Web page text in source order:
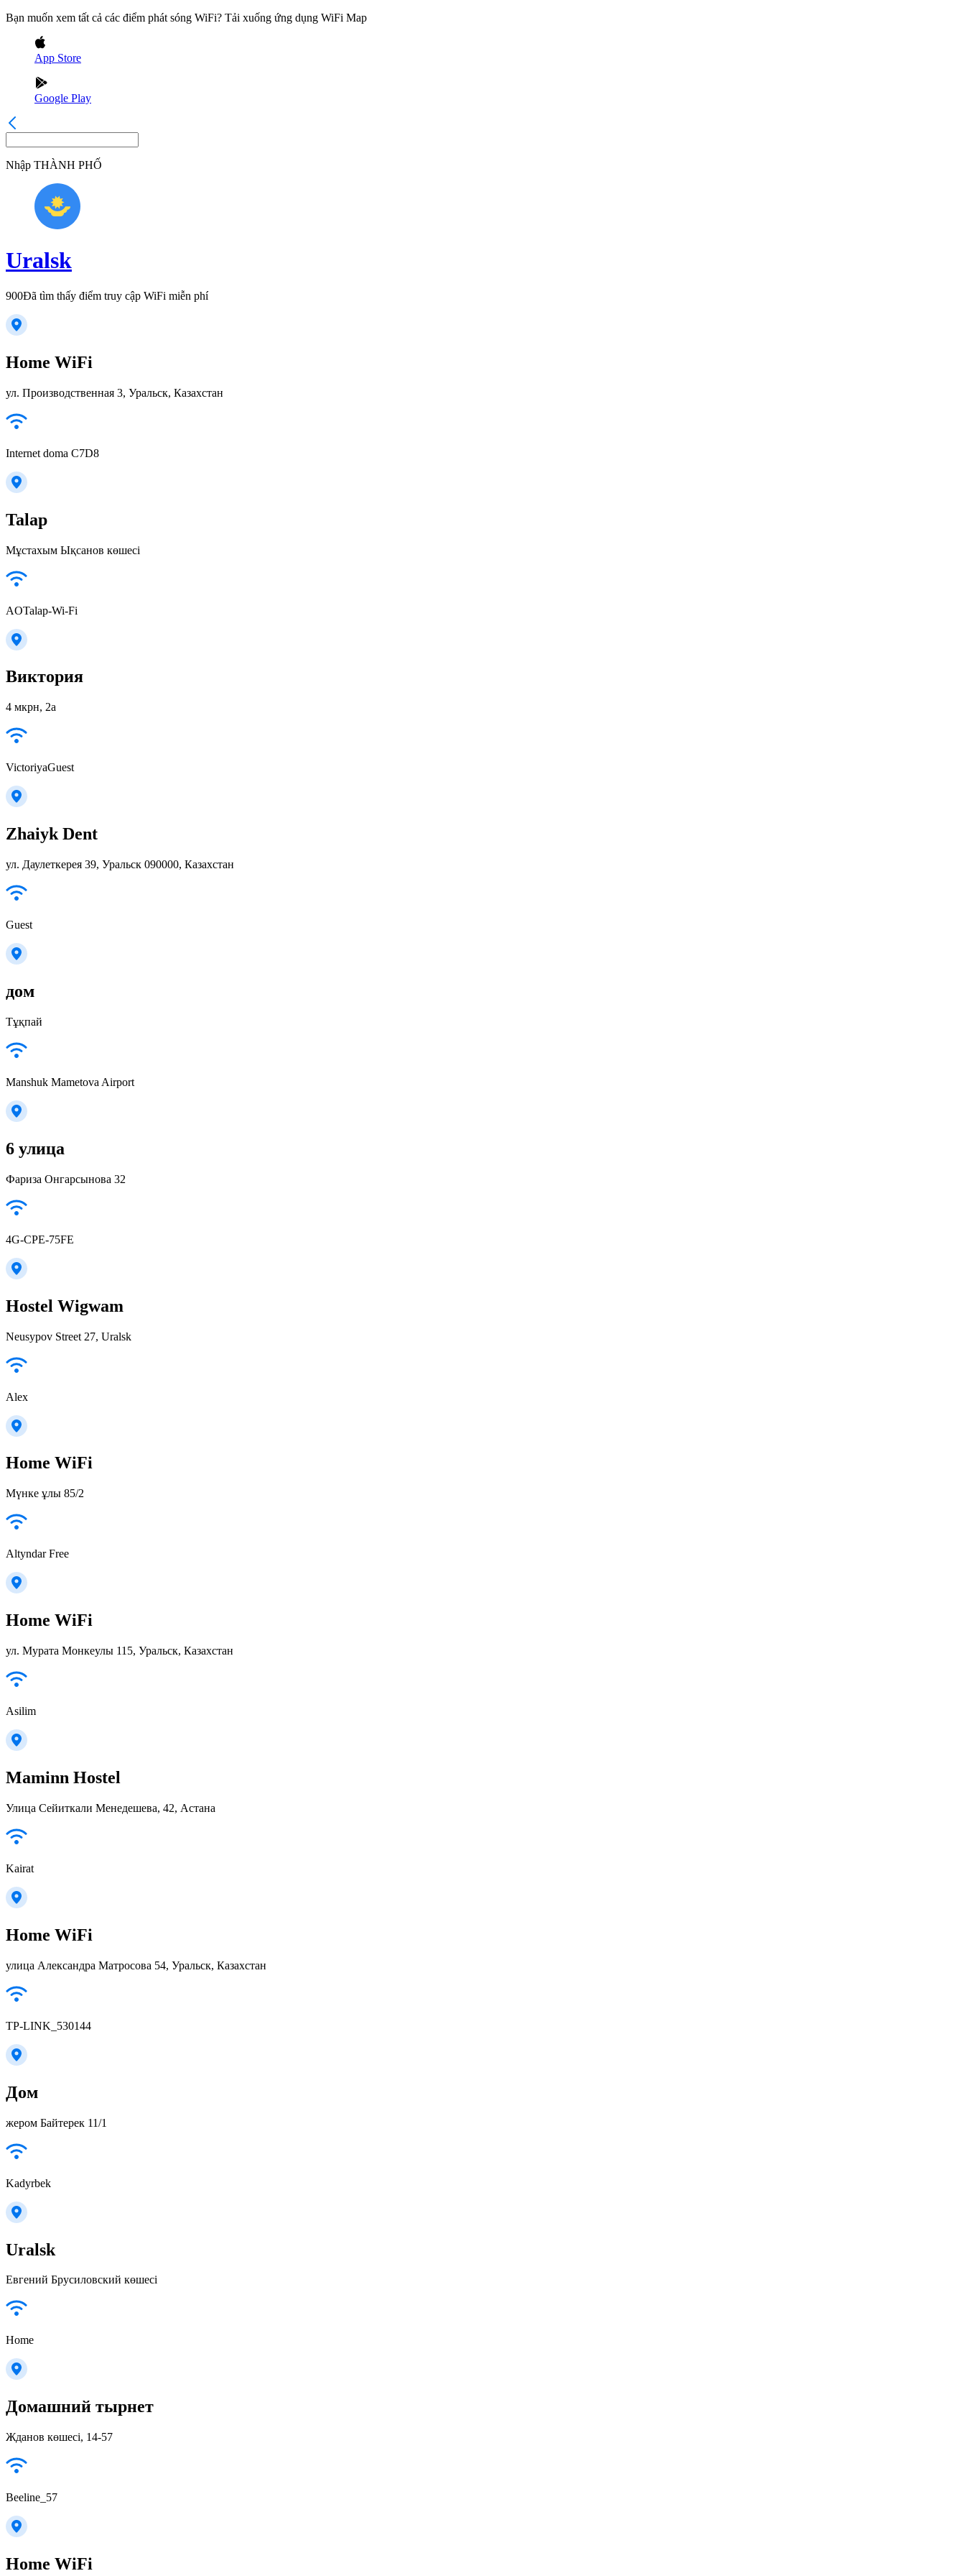
Bạn muốn xem tất cả các điểm phát sóng WiFi? Tải xuống ứng dụng WiFi Map
App Store
Google Play
Nhập THÀNH PHỐ
Uralsk
900Đã tìm thấy điểm truy cập WiFi miễn phí
Home WiFi
ул. Производственная 3, Уральск, Казахстан
Internet doma C7D8
Talap
Мұстахым Ықсанов көшесі
AOTalap-Wi-Fi
Виктория
4 мкрн, 2а
VictoriyaGuest
Zhaiyk Dent
ул. Даулеткерея 39, Уральск 090000, Казахстан
Guest
дом
Тұқпай
Manshuk Mametova Airport
6 улица
Фариза Онгарсынова 32
4G-CPE-75FE
Hostel Wigwam
Neusypov Street 27, Uralsk
Alex
Home WiFi
Мүнке ұлы 85/2
Altyndar Free
Home WiFi
ул. Мурата Монкеулы 115, Уральск, Казахстан
Asilim
Maminn Hostel
Улица Сейиткали Менедешева, 42, Астана
Kairat
Home WiFi
улица Александра Матросова 54, Уральск, Казахстан
TP-LINK_530144
Дом
жером Байтерек 11/1
Kadyrbek
Uralsk
Евгений Брусиловский көшесі
Home
Домашний тырнет
Жданов көшесі, 14-57
Beeline_57
Home WiFi